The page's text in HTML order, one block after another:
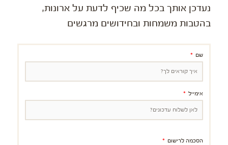
נעדכן אותך בכל מה שכיף לדעת על ארונות,
בהטבות משמחות ובחידושים מרגשים
שם
אימייל
הסכמה לרישום